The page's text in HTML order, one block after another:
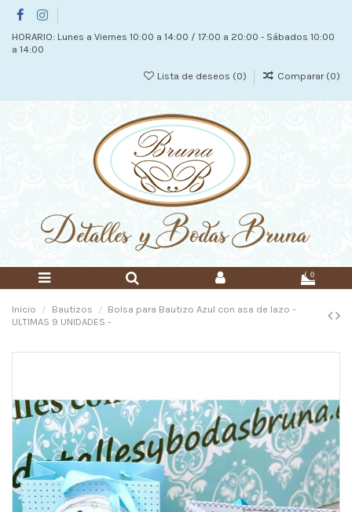
HORARIO: Lunes a Viernes 10:00 a 14:00 / 17:00 a 20:00 - Sábados 10:00
a 14:00
Lista de deseos (0) Comparar (0)
0
Inicio Bautizos
Bolsa para Bautizo Azul con asa de lazo -
ULTIMAS 9 UNIDADES -